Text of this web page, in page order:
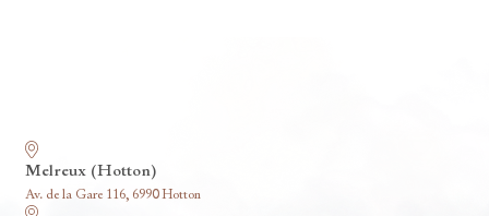
Melreux (Hotton)
Av. de la Gare 116, 6990 Hotton